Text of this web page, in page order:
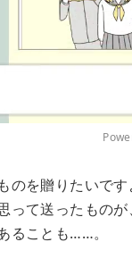
のを贈りたいです
って送ったもの
ることも……。